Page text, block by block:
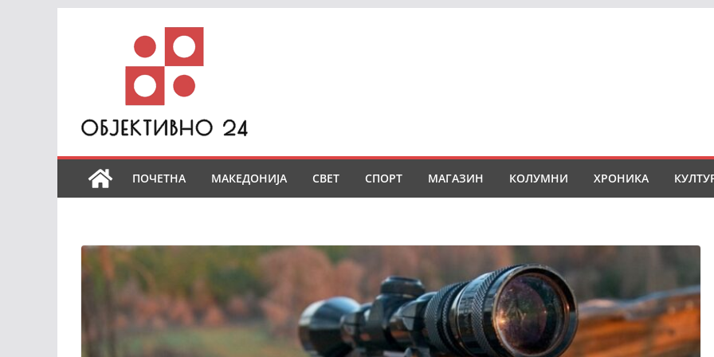
ПОЧЕТНА МАКЕДОНИЈА СВЕТ СПОРТ МАГАЗИН КОЛУМНИ ХРОНИКА